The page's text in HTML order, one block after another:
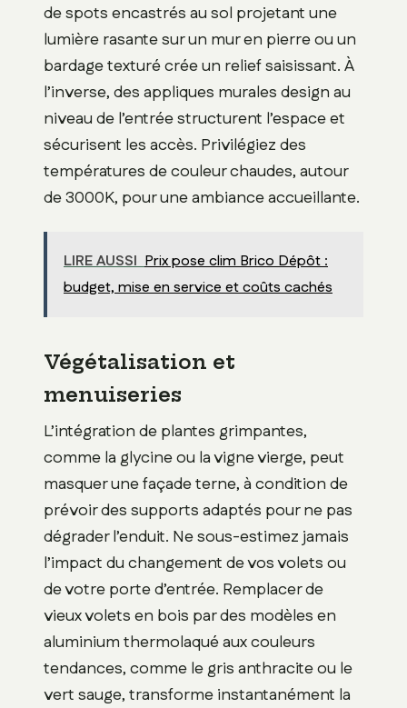
de spots encastrés au sol projetant une
lumière rasante sur un mur en pierre ou un
bardage texturé crée un relief saisissant. À
l’inverse, des appliques murales design au
niveau de l’entrée structurent l’espace et
sécurisent les accès. Privilégiez des
températures de couleur chaudes, autour
de 3000K, pour une ambiance accueillante.
LIRE AUSSI Prix pose clim Brico Dépôt :
budget, mise en service et coûts cachés
Végétalisation et
menuiseries
L’intégration de plantes grimpantes,
comme la glycine ou la vigne vierge, peut
masquer une façade terne, à condition de
prévoir des supports adaptés pour ne pas
dégrader l’enduit. Ne sous-estimez jamais
l’impact du changement de vos volets ou
de votre porte d’entrée. Remplacer de
vieux volets en bois par des modèles en
aluminium thermolaqué aux couleurs
tendances, comme le gris anthracite ou le
vert sauge, transforme instantanément la